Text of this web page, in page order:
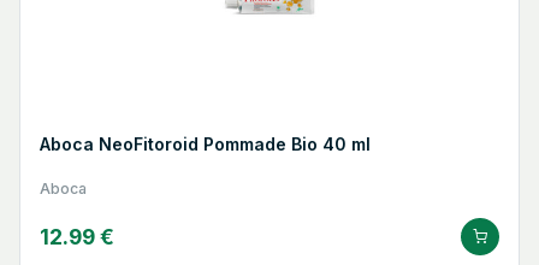
Aboca NeoFitoroid Pommade Bio 40 ml
Aboca
12.99 €